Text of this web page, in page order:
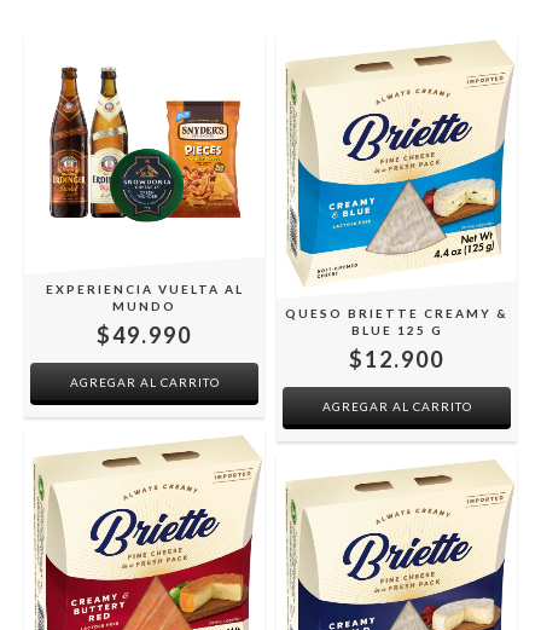
EXPERIENCIA VUELTA AL
MUNDO
$49.990
QUESO BRIETTE CREAMY &
BLUE 125 G
$12.900